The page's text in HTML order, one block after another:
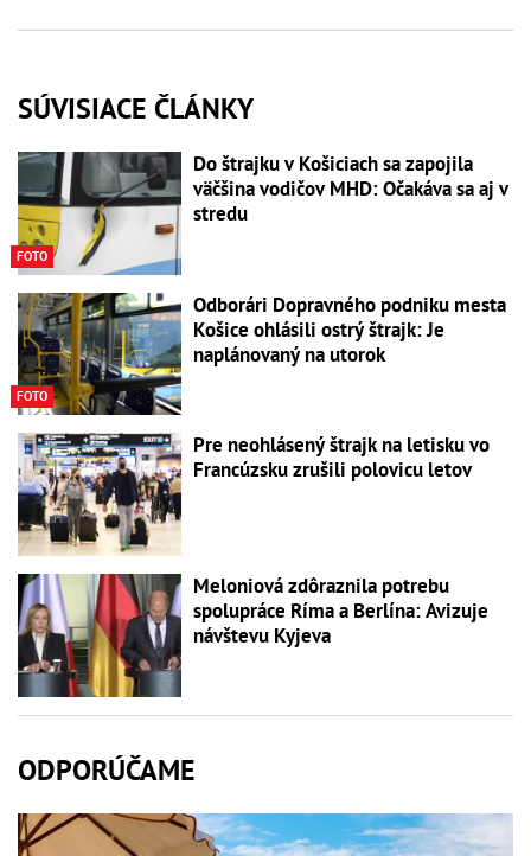
SÚVISIACE ČLÁNKY
FOTO
Do štrajku v Košiciach sa zapojila
väčšina vodičov MHD: Očakáva sa aj v
stredu
FOTO
Odborári Dopravného podniku mesta
Košice ohlásili ostrý štrajk: Je
naplánovaný na utorok
Pre neohlásený štrajk na letisku vo
Francúzsku zrušili polovicu letov
Meloniová zdôraznila potrebu
spolupráce Ríma a Berlína: Avizuje
návštevu Kyjeva
ODPORÚČAME